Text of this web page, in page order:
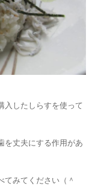
入したしらすを使って
を丈夫にする作用があ
てみてください（＾